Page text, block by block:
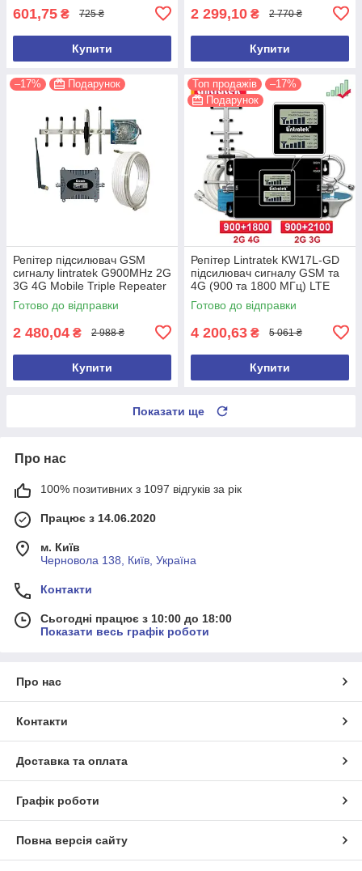
601,75 ₴ 725 ₴
Купити
2 299,10 ₴ 2 770 ₴
Купити
–17% Подарунок
Репітер підсилювач GSM
сигналу lintratek G900MHz 2G
3G 4G Mobile Triple Repeater
Phone KW16L-GSM-S (з
антенами)
Готово до відправки
2 480,04 ₴ 2 988 ₴
Купити
Топ продажів
–17%
Подарунок
Репітер Lintratek KW17L-GD
підсилювач сигналу GSM та
4G (900 та 1800 МГц) LTE
Готово до відправки
4 200,63 ₴ 5 061 ₴
Купити
Показати ще
Про нас
100% позитивних з 1097 відгуків за рік
Працює з 14.06.2020
м. Київ
Черновола 138, Київ, Україна
Контакти
Сьогодні працює з 10:00 до 18:00
Показати весь графік роботи
Про нас
Контакти
Доставка та оплата
Графік роботи
Повна версія сайту